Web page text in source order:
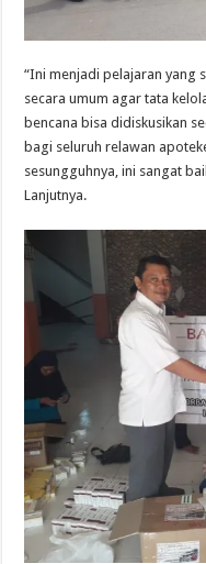
“Ini menjadi pelajaran yang
secara umum agar tata
bencana bisa didiskusikan
bagi seluruh relawan
sesungguhnya, ini sangat
Lanjutnya.